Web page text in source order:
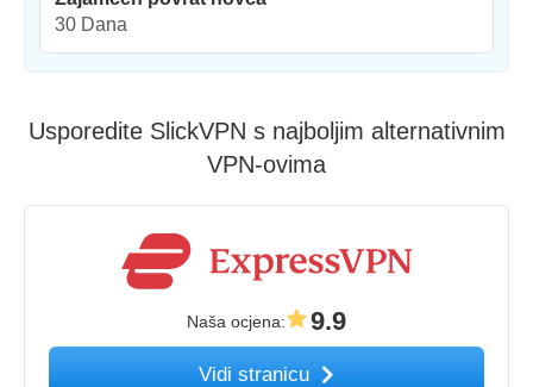
30 Dana
Usporedite SlickVPN s najboljim alternativnim
VPN-ovima
Naša ocjena: 9.9
Vidi stranicu